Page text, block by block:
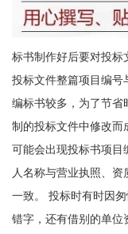
标书制作好后要对投标
投标文件整篇项目编号
编标书较多，为了节省
制的投标文件中修改而
可能会出现投标书项目
人名称与营业执照、
一致。 投标时有时因
错字，还有借别的单位